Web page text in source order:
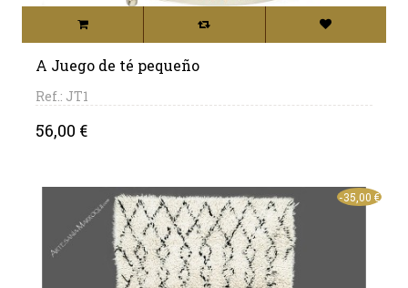
A Juego de té pequeño
Ref.: JT1
Precio
56,00 €
-35,00 €